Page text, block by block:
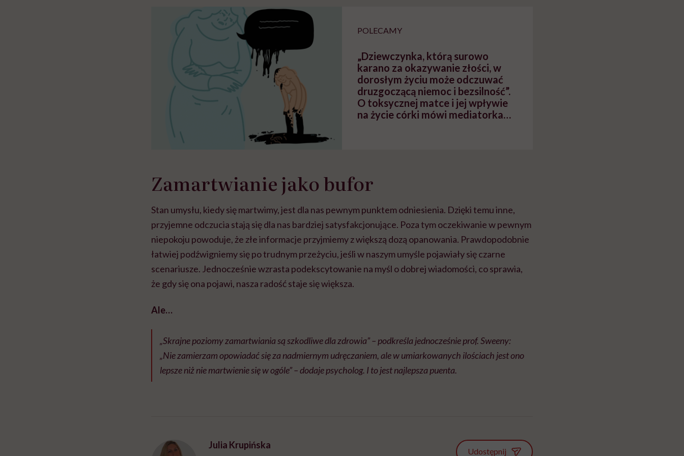
POLECAMY
„Dziewczynka, którą surowo
karano za okazywanie złości, w
dorosłym życiu może odczuwać
druzgoczącą niemoc i bezsilność”.
O toksycznej matce i jej wpływie
na życie córki mówi mediatorka
Zamartwianie jako bufor
Stan umysłu, kiedy się martwimy, jest dla nas pewnym punktem odniesienia. Dzięki temu inne,
przyjemne odczucia stają się dla nas bardziej satysfakcjonujące. Poza tym oczekiwanie w pewnym
niepokoju powoduje, że złe informacje przyjmiemy z większą dozą opanowania. Prawdopodobnie
łatwiej podźwigniemy się po trudnym przeżyciu, jeśli w naszym umyśle pojawiały się czarne
scenariusze. Jednocześnie wzrasta podekscytowanie na myśl o dobrej wiadomości, co sprawia,
że gdy się ona pojawi, nasza radość staje się większa.
Ale…
„Skrajne poziomy zamartwiania są szkodliwe dla zdrowia” – podkreśla jednocześnie prof. Sweeny:
„Nie zamierzam opowiadać się za nadmiernym udręczaniem, ale w umiarkowanych ilościach jest ono
lepsze niż nie martwienie się w ogóle” – dodaje psycholog. I to jest najlepsza puenta.
Julia Krupińska
Udostępnij